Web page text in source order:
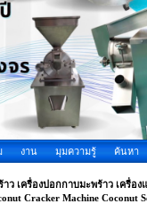
งาน มุมความรู้
ค้นหา
ว เครื่องปอกกาบมะพร้าว เครื่อ
Cracker Machine Coconut